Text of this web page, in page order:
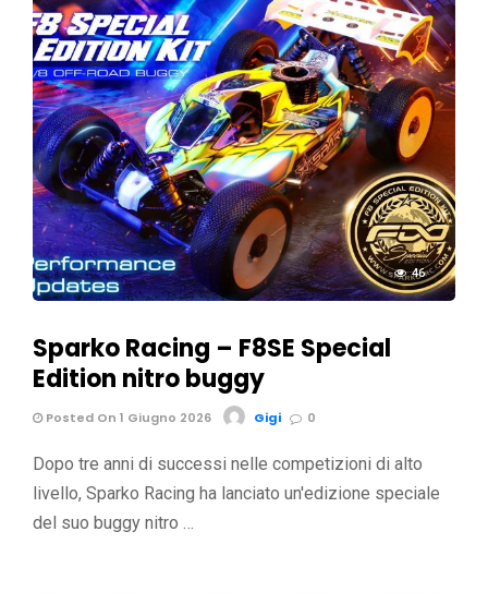
46
Sparko Racing – F8SE Special
Edition nitro buggy
Posted On 1 Giugno 2026 Gigi 0
Dopo tre anni di successi nelle competizioni di alto
livello, Sparko Racing ha lanciato un'edizione speciale
del suo buggy nitro …